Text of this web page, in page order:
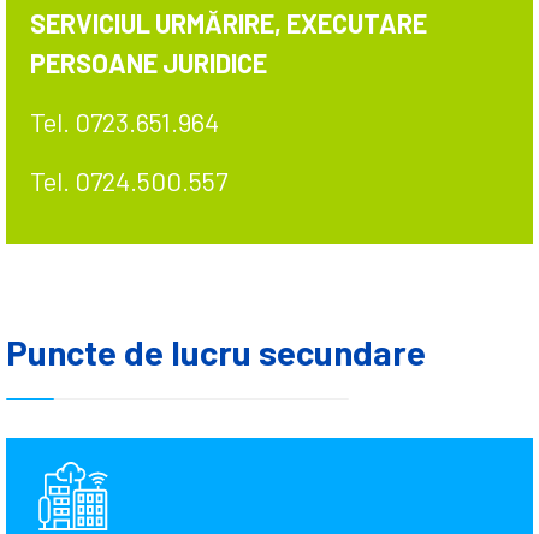
SERVICIUL URMĂRIRE, EXECUTARE
PERSOANE JURIDICE
Tel. 0723.651.964
Tel. 0724.500.557
Puncte de lucru secundare